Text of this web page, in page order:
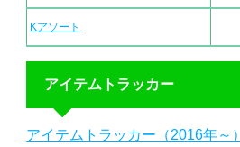
Kアソート
アイテムトラッカー
アイテムトラッカー（2016年～）